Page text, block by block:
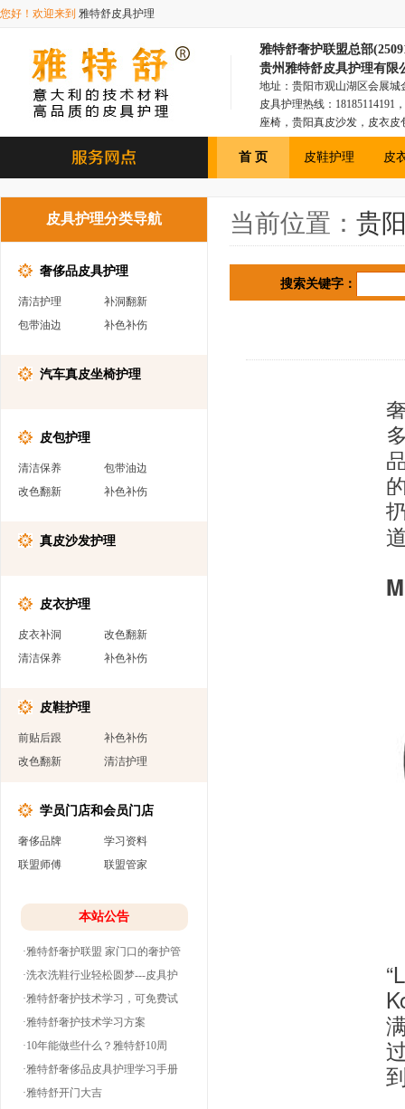
您好！欢迎来到 雅特舒皮具护理
雅特舒奢护联盟总部
贵州雅特舒皮具护理有限
地址：贵阳市观山湖区会展城
皮具护理热线：18185114191
座椅，贵阳真皮沙发，皮衣
具，贵阳皮衣皮包，贵阳汽
首 页 皮鞋护理 皮
皮具护理分类导航
奢侈品皮具护理
清洁护理
补洞翻新
包带油边
补色补伤
汽车真皮坐椅护理
皮包护理
清洁保养
包带油边
改色翻新
补色补伤
真皮沙发护理
皮衣护理
皮衣补洞
改色翻新
清洁保养
补色补伤
皮鞋护理
前贴后跟
补色补伤
改色翻新
清洁护理
学员门店和会员门店
奢侈品牌
学习资料
联盟师傅
联盟管家
本站公告
·雅特舒奢护联盟 家门口的奢护管
家
·洗衣洗鞋行业轻松圆梦---皮具护
理
·雅特舒奢护技术学习，可免费试
学并分期付款
·雅特舒奢护技术学习方案
·10年能做些什么？雅特舒10周
年。
·雅特舒奢侈品皮具护理学习手册
·雅特舒开门大吉
当前位置： 贵
搜索关键字：